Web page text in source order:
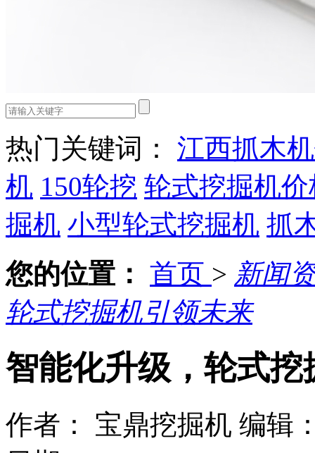
热门关键词： 江西抓木
机 150轮挖 轮式挖掘机
掘机 小型轮式挖掘机 抓
您的位置： 首页 > 新闻
轮式挖掘机引领未来
智能化升级，轮式挖
作者： 宝鼎挖掘机 编辑